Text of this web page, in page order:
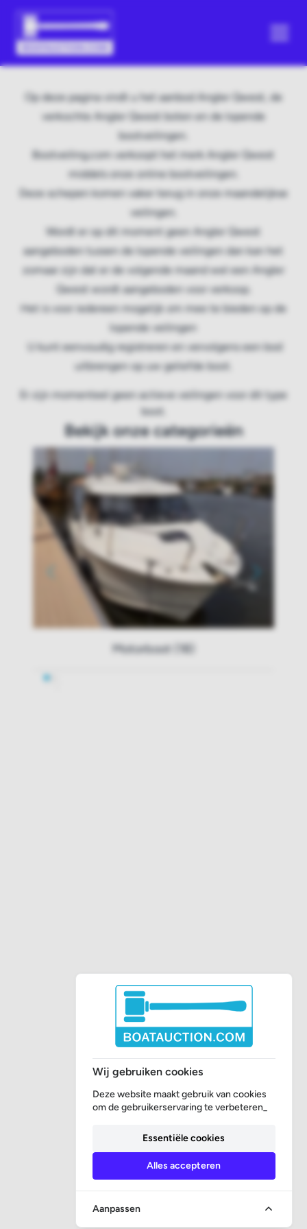
Op deze pagina vindt u het aanbod Angler Qwest, de
verkochte Angler Qwest boten en de lopende
bootveilingen.
Bootveiling.com verkoopt het merk Angler Qwest
middels onze online bootveilingen.
Deze schepen komen vaker terug in onze maandelijkse
veilingen.
Wordt er op dit moment geen Angler Qwest
aangeboden tussen de lopende veilingen dan kan het
zomaar zijn dat er de volgende maand wel een Angler
Qwest wordt aangeboden voor verkoop.
Het is voor iedereen mogelijk om mee te bieden op de
lopende veilingen
U kunt eenvoudig registreren en vervolgens een bod
uitbrengen op uw geliefde boot.
Er zijn momenteel geen actieve veilingen voor dit type
boot.
Bekijk onze categorieën
Motorboot (18)
Wij gebruiken cookies
Deze website maakt gebruik van cookies
om de gebruikerservaring te verbeteren_
Essentiële cookies
Alles accepteren
Aanpassen